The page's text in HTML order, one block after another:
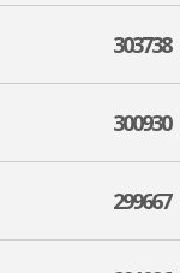
303738
300930
299667